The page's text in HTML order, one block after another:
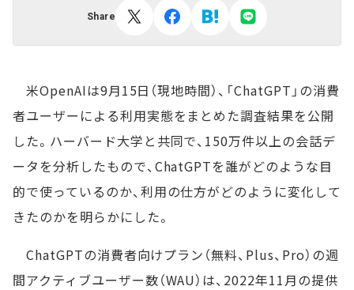
Share
米OpenAIは9月15日（現地時間）、「ChatGPT」の消費
者ユーザーによる利用実態をまとめた調査結果を公開
した。ハーバード大学と共同で、150万件以上の会話デ
ータを分析したもので、ChatGPTを誰がどのような目
的で使っているのか、利用の仕方がどのように変化して
きたのかを明らかにした。
ChatGPTの消費者向けプラン（無料、Plus、Pro）の週
間アクティブユーザー数（WAU）は、2022年11月の提供